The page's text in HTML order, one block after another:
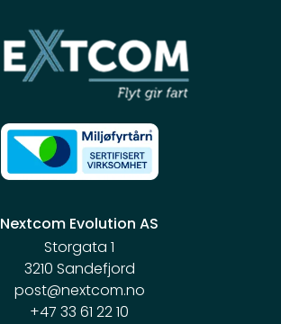
Nextcom Evolution AS
Storgata 1
3210 Sandefjord
post@nextcom.no
+47 33 61 22 10